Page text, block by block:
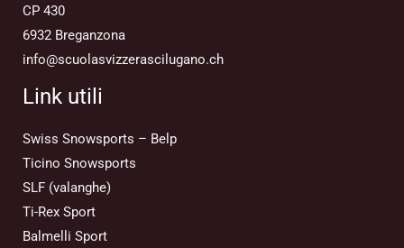
CP 430
6932 Breganzona
info@scuolasvizzerascilugano.ch
Link utili
Swiss Snowsports – Belp
Ticino Snowsports
SLF (valanghe)
Ti-Rex Sport
Balmelli Sport